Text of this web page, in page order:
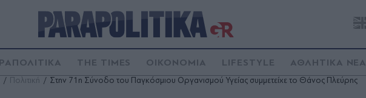
THE TIMES ΟΙΚΟΝΟΜΙΑ LIFESTYLE ΑΘΛΗΤΙΚΑ ΝΕΑ
Πολιτική Στην 71η Σύνοδο του Παγκόσμιου Οργανισμού Υγείας συμμετείχε το Θάνος Πλεύρης